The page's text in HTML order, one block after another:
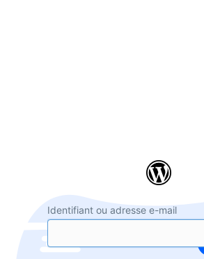
Identifiant ou adresse e-mail